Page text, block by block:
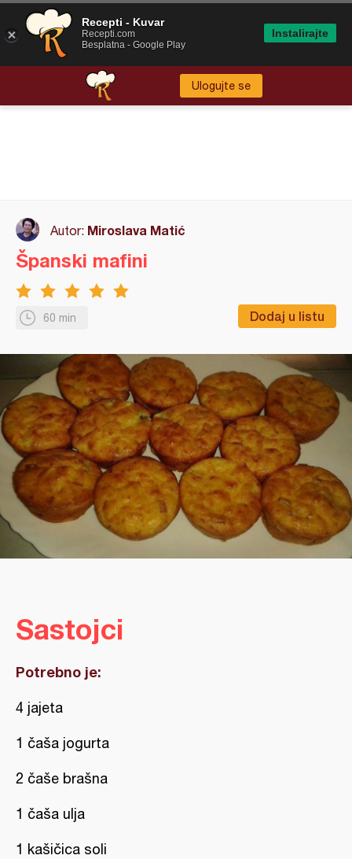
Ulogujte se
Autor: Miroslava Matić
60 min Dodaj u listu
Španski mafini
Sastojci
Potrebno je:
4 jajeta
1 čaša jogurta
2 čaše brašna
1 čaša ulja
1 kašičica soli
Recepti - Kuvar
Recepti.com
Besplatna - Google Play
Instalirajte